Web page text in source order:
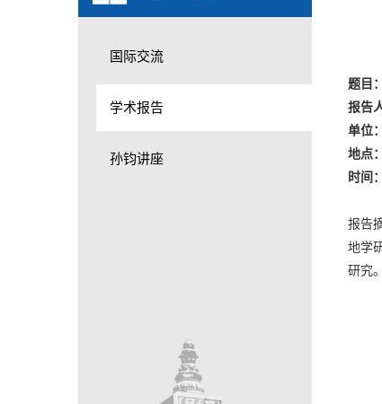
国际交流
学术报告
孙钧讲座
题目
报告
单位
地点
时间
报告
地学
研究。